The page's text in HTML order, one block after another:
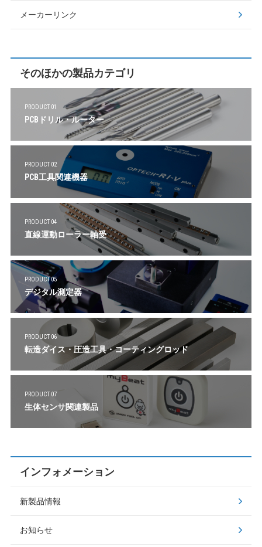
メーカーリンク
そのほかの製品カテゴリ
PRODUCT 01
PCBドリル・ルーター
PRODUCT 02
PCB工具関連機器
PRODUCT 04
直線運動ローラー軸受
PRODUCT 05
デジタル測定器
PRODUCT 06
転造ダイス・圧造工具・コーティングロッド
PRODUCT 07
生体センサ関連製品
インフォメーション
新製品情報
お知らせ